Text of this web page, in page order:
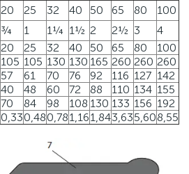
20 25 32 40 50 65 80
100
¾ 1 1¼ 1½ 2 2½ 3
4
20 25 32 40 50 65 80
100
105 105 130 130 165 260 260 260
57 61 70 76 92 116 127 142
40 48 60 72 88 110 134 155
70 84 98 108 130 133 156 192
0,330,480,781,161,843,635,608,55